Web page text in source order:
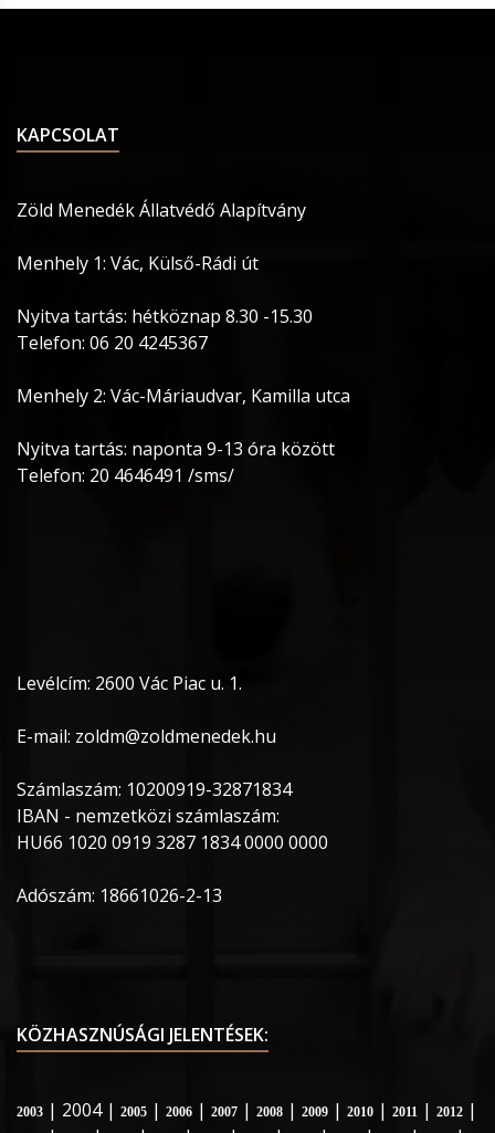
KAPCSOLAT
Zöld Menedék Állatvédő Alapítvány
Menhely 1: Vác, Külső-Rádi út
Nyitva tartás: hétköznap 8.30 -15.30
Telefon: 06 20 4245367
Menhely 2: Vác-Máriaudvar, Kamilla utca
Nyitva tartás: naponta 9-13 óra között
Telefon: 20 4646491 /sms/
Levélcím: 2600 Vác Piac u. 1.
E-mail: zoldm@zoldmenedek.hu
Számlaszám: 10200919-32871834
IBAN - nemzetközi számlaszám:
HU66 1020 0919 3287 1834 0000 0000
Adószám: 18661026-2-13
KÖZHASZNÚSÁGI JELENTÉSEK:
2003 | 2004 | 2005 | 2006 | 2007 | 2008 | 2009 | 2010 | 2011 | 2012 |